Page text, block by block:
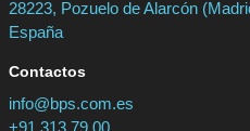
28223, Pozuelo de Alarcón
España
Contactos
info@bps.com.es
+91 313 79 00